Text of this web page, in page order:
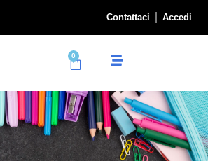
Contattaci Accedi
0